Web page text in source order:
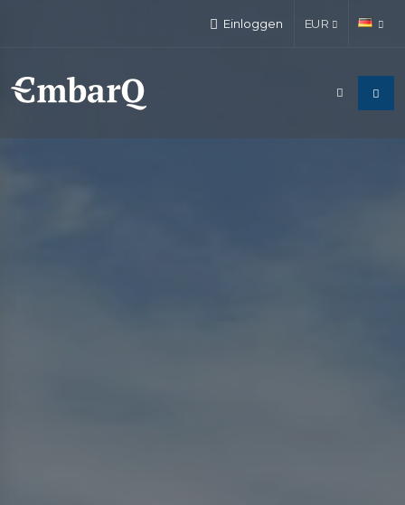
Einloggen EUR